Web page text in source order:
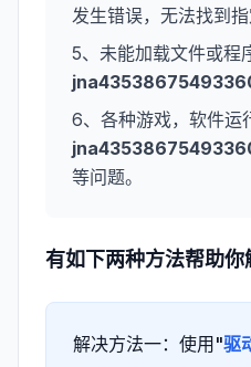
发生错误，无法找到
5、未能加载文件或程
6、各种游戏，软件运
等问题。
有如下两种方法帮助你
解决方法一：使用"驱